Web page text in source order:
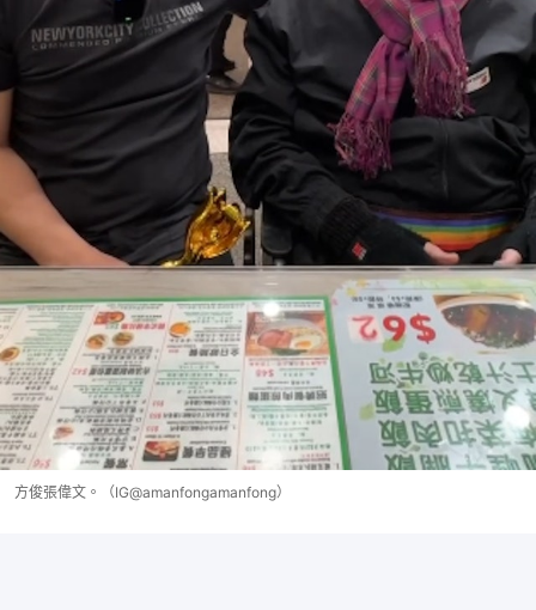
方俊張偉文。（IG@amanfongamanfong）